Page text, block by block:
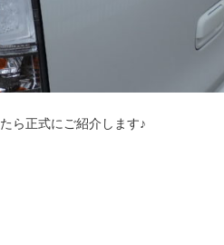
ら正式にご紹介します♪